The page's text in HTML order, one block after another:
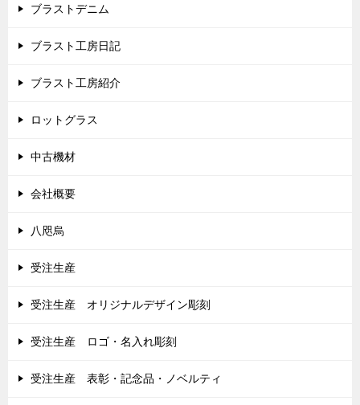
ブラストデニム
ブラスト工房日記
ブラスト工房紹介
ロットグラス
中古機材
会社概要
八咫烏
受注生産
受注生産 オリジナルデザイン彫刻
受注生産 ロゴ・名入れ彫刻
受注生産 表彰・記念品・ノベルティ